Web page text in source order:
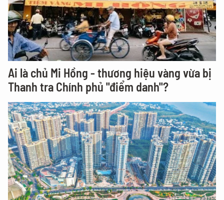
Ai là chủ Mi Hồng - thương hiệu vàng vừa bị
Thanh tra Chính phủ "điểm danh"?